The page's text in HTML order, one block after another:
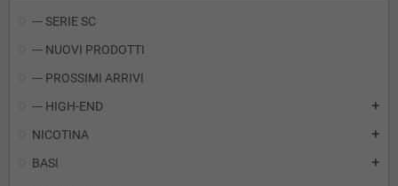
--- SERIE SC
--- NUOVI PRODOTTI
--- PROSSIMI ARRIVI
--- HIGH-END
add
NICOTINA add
BASI add